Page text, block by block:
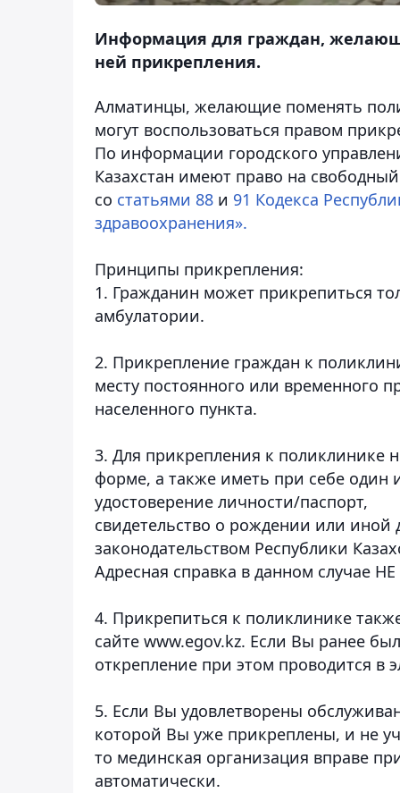
Информация для граждан,
ней прикрепления.
Алматинцы, желающие поменять
могут воспользоваться правом
По информации городского
Казахстан имеют право на
со статьями 88 и 91 Кодекса
здравоохранения».
Принципы прикрепления:
1. Гражданин может прикрепиться
амбулатории.
2. Прикрепление граждан к
месту постоянного или временного
населенного пункта.
3. Для прикрепления к поликлинике
форме, а также иметь при себе один
удостоверение личности/паспорт,
свидетельство о рождении или иной
законодательством Республики
Адресная справка в данном случае НЕ
4. Прикрепиться к поликлинике
сайте www.egov.kz. Если Вы ранее
открепление при этом проводится в
5. Если Вы удовлетворены
которой Вы уже прикреплены, и не
то мединская организация вправе
автоматически.